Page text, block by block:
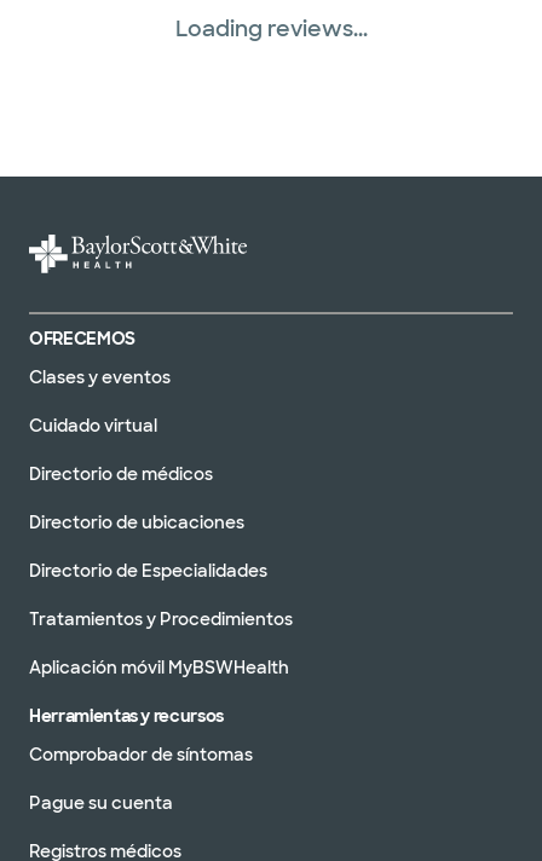
Loading reviews...
OFRECEMOS
Clases y eventos
Cuidado virtual
Directorio de médicos
Directorio de ubicaciones
Directorio de Especialidades
Tratamientos y Procedimientos
Aplicación móvil MyBSWHealth
Herramientas y recursos
Comprobador de síntomas
Pague su cuenta
Registros médicos